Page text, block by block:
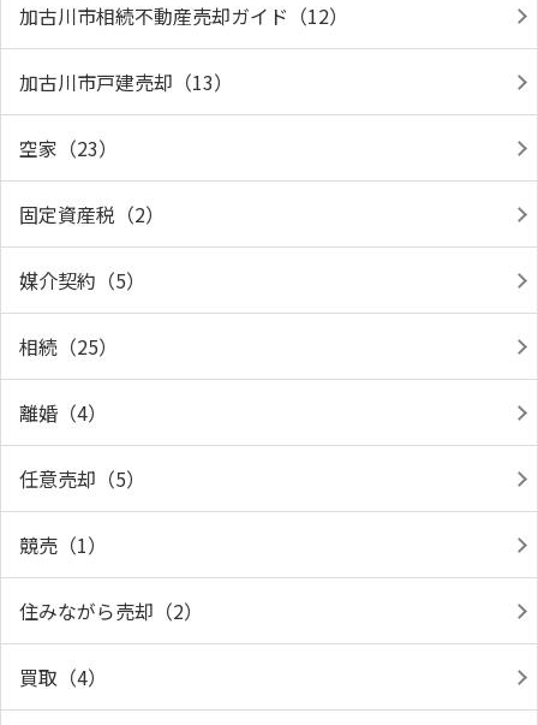
加古川市相続不動産売却ガイド（12）
加古川市戸建売却（13）
空家（23）
固定資産税（2）
媒介契約（5）
相続（25）
離婚（4）
任意売却（5）
競売（1）
住みながら売却（2）
買取（4）